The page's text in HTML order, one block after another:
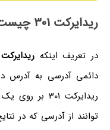
ریدایرکت 301 چیست؟
در تعریف اینکه ریدایرکت 301 چیست؟
دائمی آدرسی به آدرس
ریدایرکت 301
توانند از آدرسی که در